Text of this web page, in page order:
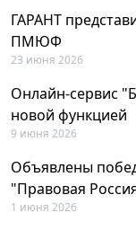
ГАРАНТ
ПМЮФ
23 июня 2026
Онлайн-сервис
новой функцией
9 июня 2026
Объявлены
"Правовая
1 июня 2026